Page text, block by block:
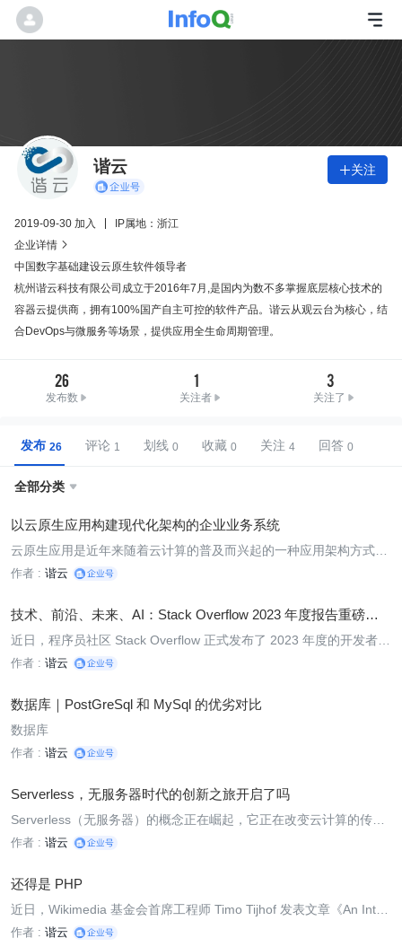
谐云 关注
2019-09-30 加入
IP属地：浙江
企业详情 
中国数字基础建设云原生软件领导者
杭州谐云科技有限公司成立于2016年7月,是国内为数不多掌握底层核心技术的
容器云提供商，拥有100%国产自主可控的软件产品。谐云从观云台为核心，结
合DevOps与微服务等场景，提供应用全生命周期管理。
26
发布数
1
关注者
3
关注了
发布 评论 划线 收藏 关注 回答
全部分类 
以云原生应用构建现代化架构的企业业务系统
云原生应用是近年来随着云计算的普及而兴起的一种应用架构方式。
相比于传统的应用架构方式，云原生应用具有更高的可靠性、弹性和
高，对于高质量、高效率、高可靠性的企业业务系统的需求也越来越
迫
作者 : 谐云
技术、前沿、未来、AI：Stack Overflow 2023 年度报告重磅发
布
近日，程序员社区 Stack Overflow 正式发布了 2023 年度的开发者调
查报告——《2023 Developer Survey》，全球超过 90000 名开发者
方面，进行了全盘的统计。
作者 : 谐云
数据库｜PostGreSql 和 MySql 的优劣对比
数据库
作者 : 谐云
Serverless，无服务器时代的创新之旅开启了吗
Serverless（无服务器）的概念正在崛起，它正在改变云计算的传统
方式，为开发者和企业带来了巨大的创新空间。
作者 : 谐云
还得是 PHP
近日，Wikimedia 基金会首席工程师 Timo Tijhof 发表文章《An Inter
net of PHP》，探讨了 PHP 在互联网中的广泛应用和重要性。
作者 : 谐云